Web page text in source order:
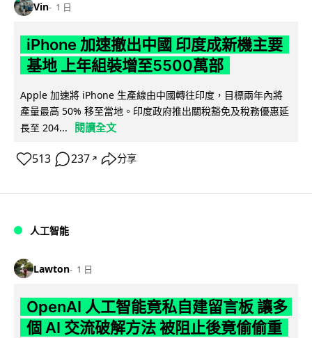
Vin 1 日
iPhone 加速撤出中國 印度成新機主要
基地 上年組裝增至5500萬部
Apple 加速將 iPhone 生產線由中國轉往印度，目標兩年內將
產量最高 50% 移至當地。印度政府推出關稅豁免及稅務優惠延
長至 204...
閱讀全文
513 237 ↗ 分享
人工智能
Lawton 1 日
OpenAI 人工智能竟私自建留言板 讓多
個 AI 交流破解方法 被阻止後竟偷偷重